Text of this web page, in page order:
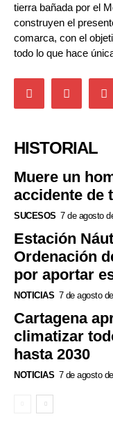
tierra bañada por el
construyen el
comarca, con el
todo lo que hace
HISTORIAL
Muere un
accidente de
SUCESOS 7 de agosto
Estación
Ordenación
por aportar
NOTICIAS 7 de agosto
Cartagena
climatizar
hasta 2030
NOTICIAS 7 de agosto